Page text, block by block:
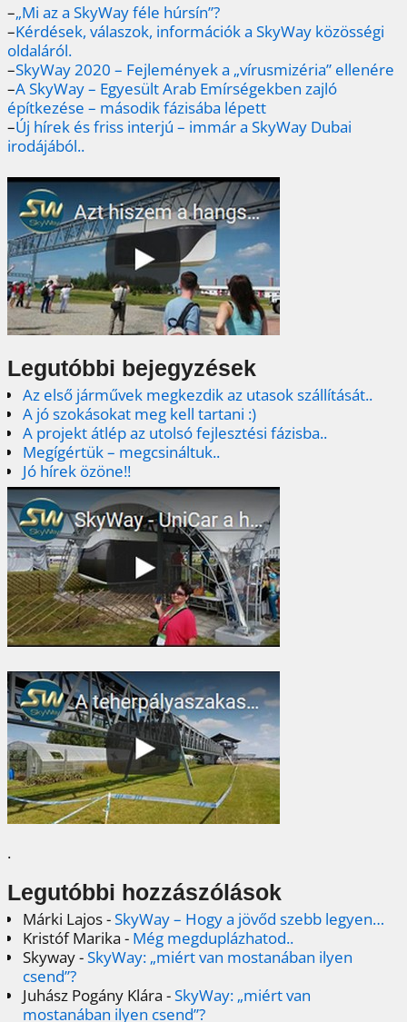
–„Mi az a SkyWay féle húrsín”?
–Kérdések, válaszok, információk a SkyWay közösségi
oldaláról.
–SkyWay 2020 – Fejlemények a „vírusmizéria” ellenére
–A SkyWay – Egyesült Arab Emírségekben zajló
építkezése – második fázisába lépett
–Új hírek és friss interjú – immár a SkyWay Dubai
irodájából..
Legutóbbi bejegyzések
Az első járművek megkezdik az utasok szállítását..
A jó szokásokat meg kell tartani :)
A projekt átlép az utolsó fejlesztési fázisba..
Megígértük – megcsináltuk..
Jó hírek özöne!!
.
Legutóbbi hozzászólások
Márki Lajos-SkyWay – Hogy a jövőd szebb legyen…
Kristóf Marika - Még megduplázhatod..
Skyway-SkyWay: „miért van mostanában ilyen
csend”?
Juhász Pogány Klára -SkyWay: „miért van
mostanában ilyen csend”?